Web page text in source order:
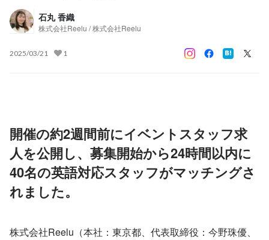
石丸 香織
株式会社Reelu / 株式会社Reelu
2025/03/21 1
開催の約2週間前にイベントスタッフ求
人を公開し、募集開始から24時間以内に
40名の英語対応スタッフがマッチングさ
れました。
株式会社Reelu（本社：東京都、代表取締役：今野珠優、